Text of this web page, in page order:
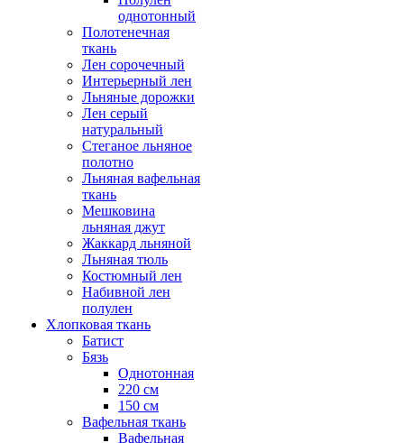
однотонный
Полотенечная
ткань
Лен сорочечный
Интерьерный лен
Льняные дорожки
Лен серый
натуральный
Стеганое льняное
полотно
Льняная вафельная
ткань
Мешковина
льняная джут
Жаккард льняной
Льняная тюль
Костюмный лен
Набивной лен
полулен
Хлопковая ткань
Батист
Бязь
Однотонная
220 см
150 см
Вафельная ткань
Вафельная